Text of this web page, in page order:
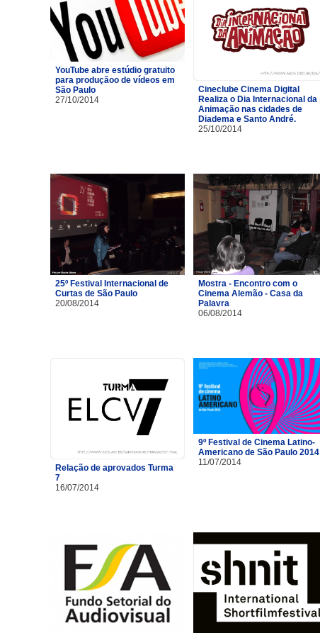
YouTube abre estúdio gratuito
para produçãoo de vídeos em
São Paulo
27/10/2014
Cineclube Cinema Digital
Realiza o Dia Internacional da
Animação nas cidades de
Diadema e Santo André.
25/10/2014
25º Festival Internacional de
Curtas de São Paulo
20/08/2014
Mostra - Encontro com o
Cinema Alemão - Casa da
Palavra
06/08/2014
Relação de aprovados Turma
7
16/07/2014
9º Festival de Cinema Latino-
Americano de São Paulo 2014
11/07/2014